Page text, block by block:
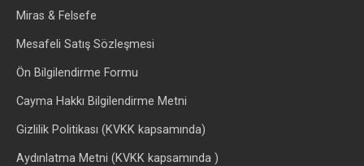
Miras & Felsefe
Mesafeli Satış Sözleşmesi
Ön Bilgilendirme Formu
Cayma Hakkı Bilgilendirme Metni
Gizlilik Politikası (KVKK kapsamında)
Aydınlatma Metni (KVKK kapsamında )